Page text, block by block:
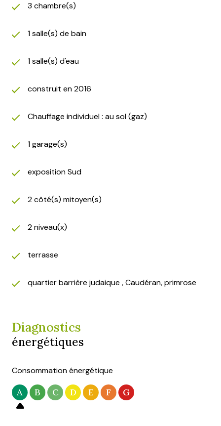
3 chambre(s)
1 salle(s) de bain
1 salle(s) d'eau
construit en 2016
Chauffage individuel : au sol (gaz)
1 garage(s)
exposition Sud
2 côté(s) mitoyen(s)
2 niveau(x)
terrasse
quartier barrière judaique , Caudéran, primrose
Diagnostics
énergétiques
Consommation énergétique
A B C D E F G